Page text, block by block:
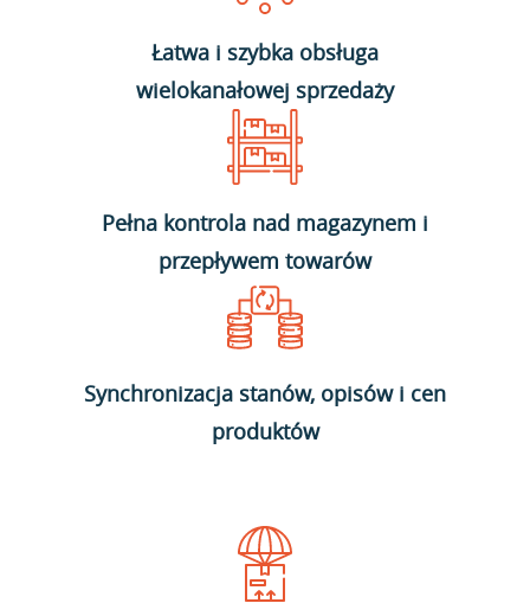
Łatwa i szybka obsługa
wielokanałowej sprzedaży
Pełna kontrola nad magazynem i
przepływem towarów
Synchronizacja stanów, opisów i cen
produktów